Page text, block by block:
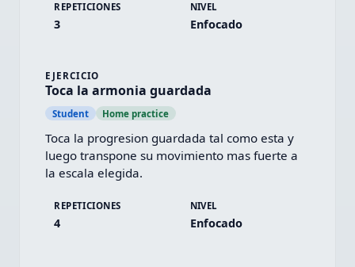
REPETICIONES
3
NIVEL
Enfocado
EJERCICIO
Toca la armonia guardada
Student Home practice
Toca la progresion guardada tal como esta y
luego transpone su movimiento mas fuerte a
la escala elegida.
REPETICIONES
4
NIVEL
Enfocado